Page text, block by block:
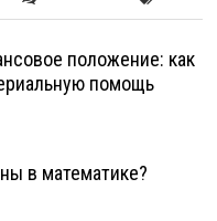
положение: как
помощь
в математике?